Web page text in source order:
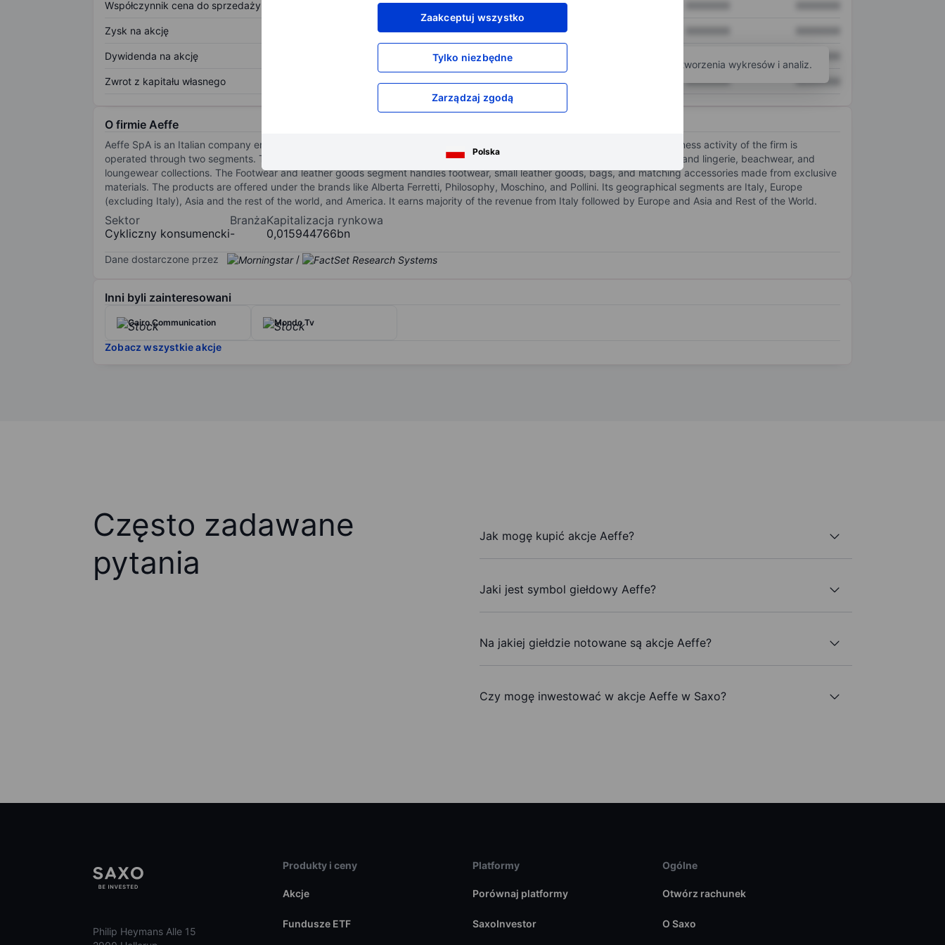
Zaakceptuj wszystko
Tylko niezbędne
Zarządzaj zgodą
Polska
Współczynnik cena do sprzedaży XXXXXXX
Zysk na akcję XXXXXXX
Dywidenda na akcję XXXXXXX
Zwrot z kapitału własnego XXXXXXX XXXXXXX XXXXXXX
Otwórz kontoaby uzyskać dostęp do większej ilości narzędzi do tworzenia wykresów i analiz.
O firmie Aeffe
Aeffe SpA is an Italian company engaged in the designing, production, and distribution of fashion and luxury goods. The business activity of the firm is
operated through two segments. The Pret-a Porter segment is engaged in the development of luxury ready-to-wear clothing and lingerie, beachwear, and
loungewear collections. The Footwear and leather goods segment handles footwear, small leather goods, bags, and matching accessories made from exclusive
materials. The products are offered under the brands like Alberta Ferretti, Philosophy, Moschino, and Pollini. Its geographical segments are Italy, Europe
(excluding Italy), Asia and the rest of the world, and America. It earns majority of the revenue from Italy followed by Europe and Asia and Rest of the World.
Sektor
Cykliczny konsumencki
Branża
-
Kapitalizacja rynkowa
0,015944766bn
Dane dostarczone przez /
Inni byli zainteresowani
Cairo Communication Mondo Tv
Zobacz wszystkie akcje
Często zadawane
pytania
Jak mogę kupić akcje Aeffe?
Jaki jest symbol giełdowy Aeffe?
Na jakiej giełdzie notowane są akcje Aeffe?
Czy mogę inwestować w akcje Aeffe w Saxo?
Philip Heymans Alle 15
Produkty i ceny
Akcje
Fundusze ETF
Platformy
Porównaj platformy
SaxoInvestor
Ogólne
Otwórz rachunek
O Saxo